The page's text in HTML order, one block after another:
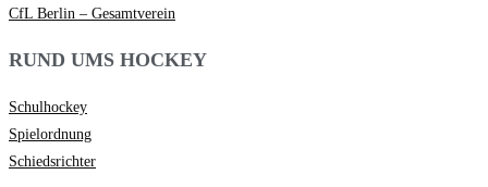
CfL Berlin – Gesamtverein
RUND UMS HOCKEY
Schulhockey
Spielordnung
Schiedsrichter